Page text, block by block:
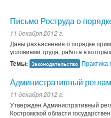
Письмо Роструда о
11 декабря 2012 г.
Даны разъяснения о порядке
условиями труда, работа в
Темы: Законодательство Практика
Административный
11 декабря 2012 г.
Утвержден Административный
Костромской области